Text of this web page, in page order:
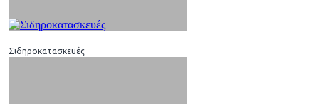
Σιδηροκατασκευές